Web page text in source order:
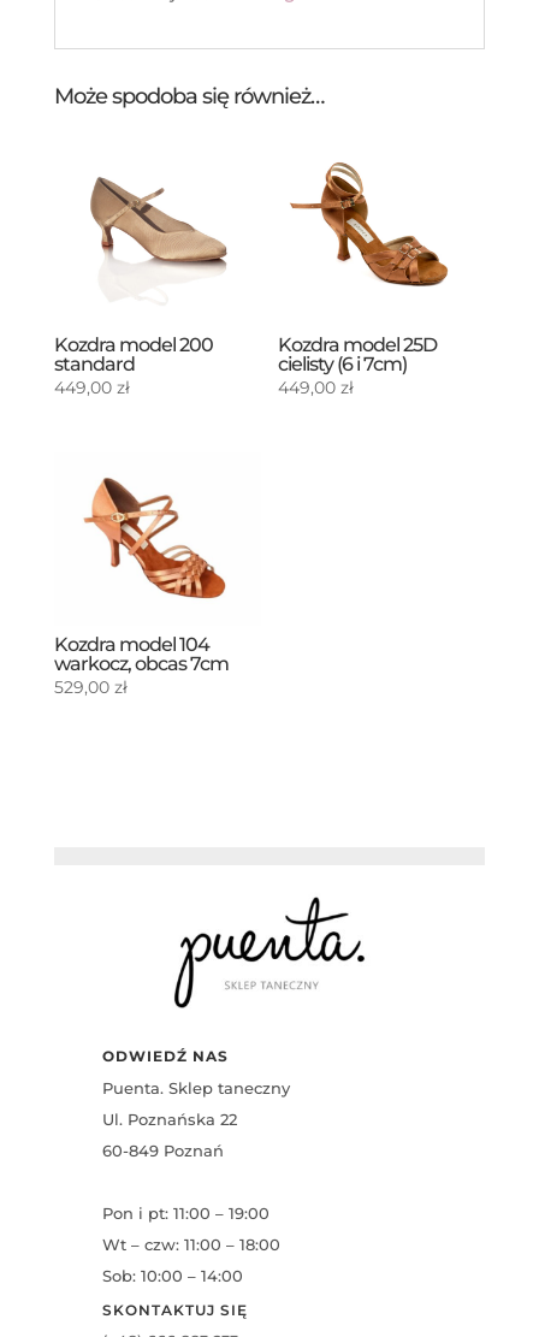
Może spodoba się również…
Kozdra model 200
standard
449,00 zł
Kozdra model 25D
cielisty (6 i 7cm)
449,00zł
Kozdra model 104
warkocz, obcas 7cm
529,00 zł
ODWIEDŹ NAS
Puenta. Sklep taneczny
Ul. Poznańska 22
60-849 Poznań
Pon i pt: 11:00 – 19:00
Wt – czw: 11:00 – 18:00
Sob: 10:00 – 14:00
SKONTAKTUJ SIĘ